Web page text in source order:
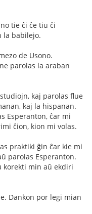
tie ĉi ĉe tiu ĉi
la babilejo.
de Usono.
parolas la araban
kaj parolas flue
kaj la hispanan.
Esperanton, ĉar mi
ĉion, kion mi volas.
praktiki ĝin ĉar kie mi
parolas Esperanton.
korekti min aŭ ekdiri
Dankon por legi mian